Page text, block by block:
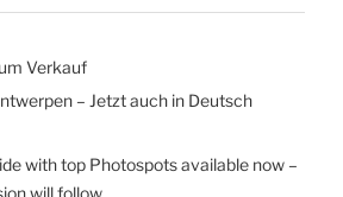
Verkauf
– Jetzt auch in Deutsch
with top Photospots available now –
will follow